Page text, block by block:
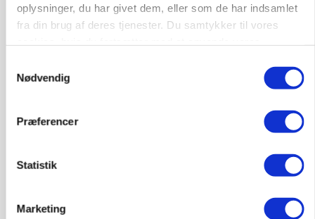
oplysninger, du har givet dem, eller som de har indsamlet
fra din brug af deres tjenester. Du samtykker til vores
Nødvendig
Præferencer
Statistik
Marketing
Miljøstyrelsen vil undersøge TFA-mistanke mod
centralt insektmiddel